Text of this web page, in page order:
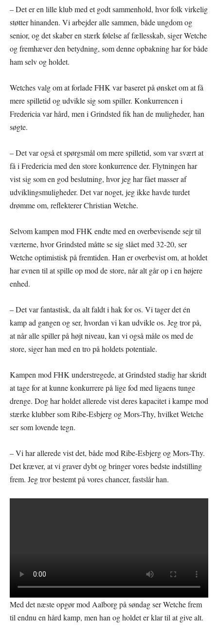
– Det er en lille klub med et godt sammenhold, hvor folk virkelig
støtter hinanden. Vi arbejder alle sammen, både ungdom og
senior, og det skaber en stærk følelse af fællesskab, siger Wetche
og fremhæver den betydning, som denne opbakning har for både
ham selv og holdet.
Wetches valg om at forlade FHK var baseret på ønsket om at få
mere spilletid og udvikle sig som spiller. Konkurrencen i
Fredericia var hård, men i Grindsted fik han de muligheder, han
søgte.
– Det var også et spørgsmål om mere spilletid, som var svært at
få i Fredericia med den store konkurrence der. Flytningen har
vist sig som en god beslutning, hvor jeg har fået masser af
udviklingsmuligheder. Det var noget, jeg ikke havde turdet
drømme om, reflekterer Christian Wetche.
Selvom kampen mod FHK endte med en overbevisende sejr til
værterne, hvor Grindsted måtte se sig slået med 32-20, ser
Wetche optimistisk på fremtiden. Han er overbevist om, at holdet
har evnen til at spille op mod de store, når alt går op i en højere
enhed.
– Det var fantastisk, da alt faldt i hak for os. Vi tager det én
kamp ad gangen og ser, hvordan vi kan udvikle os. Jeg tror på,
at når alle spiller på højt niveau, kan vi også måle os med de
store, siger han med en tro på holdets potentiale.
Kampen mod FHK understregede, at Grindsted stadig har skridt
at tage for at kunne konkurrere på lige fod med ligaens tunge
drenge. Dog har holdet allerede vist deres kapacitet i kampe mod
stærke klubber som Ribe-Esbjerg og Mors-Thy, hvilket Wetche
ser som lovende tegn.
– Vi har allerede vist det, både mod Ribe-Esbjerg og Mors-Thy.
Det kræver, at vi graver dybt og bringer vores bedste indstilling
frem. Jeg tror bestemt på vores chancer, fastslår han.
Med det næste opgør mod Aalborg på søndag ser Wetche frem
til endnu en hård kamp, men han og holdet er klar til at give alt.